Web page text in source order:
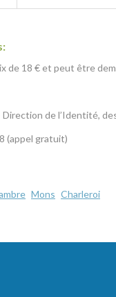
de 18 € et peut être
de l’Identité,
(appel gratuit)
Mons Charleroi